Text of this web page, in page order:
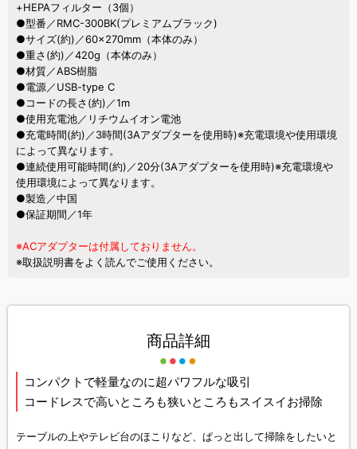
+HEPAフィルター（3個）
●型番／RMC-300BK(プレミアムブラック)
●サイズ(約)／60×270mm（本体のみ）
●重さ(約)／420g（本体のみ）
●材質／ABS樹脂
●電源／USB-type C
●コードの長さ(約)／1m
●使用充電池／リチウムイオン電池
●充電時間(約)／3時間(3Aアダプターを使用時)※充電環境や使用環境
によって異なります。
●連続使用可能時間(約)／20分(3Aアダプターを使用時)※充電環境や
使用環境によって異なります。
●製造／中国
●保証期間／1年
※ACアダプターは付属しておりません。
※取扱説明書をよく読んでご使用ください。
商品詳細
コンパクトで軽量なのに超パワフルな吸引
コードレスで高いところも狭いところもスイスイお掃除
テーブルの上やテレビ台のほこりなど、ぱっと出して掃除をしたいと